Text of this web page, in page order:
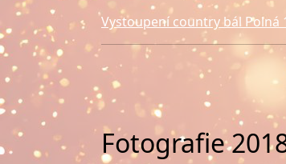
Vystoupení country bál Polná
Fotografie